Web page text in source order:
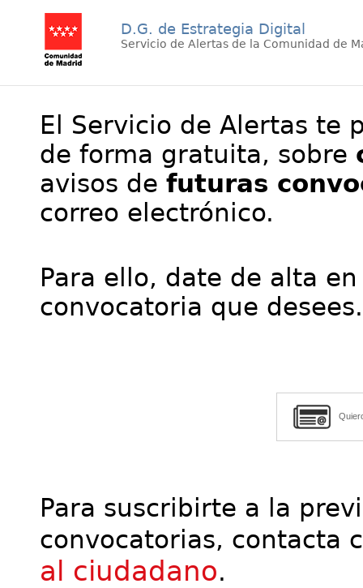
D.G. de Estrategia Digital
Servicio de Alertas de la Comunidad de
El Servicio de Alertas te
de forma gratuita, sobre
avisos de futuras
correo electrónico.
Para ello, date de alta
convocatoria que desees.
Para suscribirte a la
convocatorias, contacta
al ciudadano.